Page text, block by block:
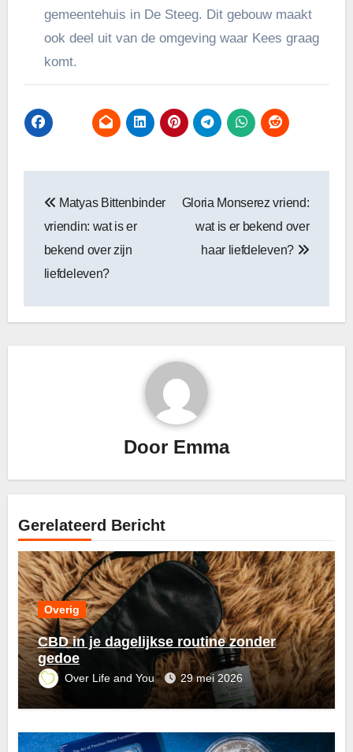
gemeentehuis in De Steeg. Dit gebouw maakt
ook deel uit van de omgeving waar Kees graag
komt.
navigatie
Matyas Bittenbinder
vriendin: wat is er
bekend over zijn
liefdeleven?
Gloria Monserez vriend:
wat is er bekend over
haar liefdeleven?
Door Emma
Gerelateerd Bericht
Overig
CBD in je dagelijkse routine zonder
gedoe
Over Life and You 29 mei 2026